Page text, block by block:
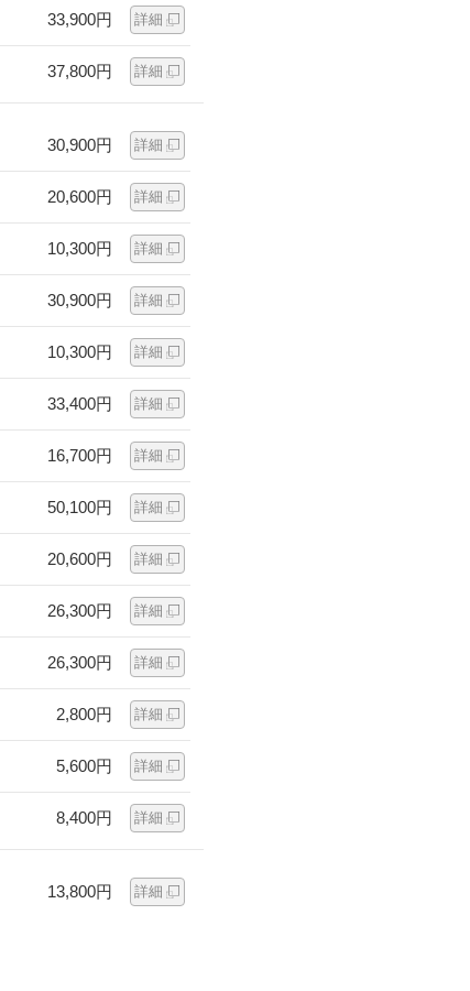
33,900円 詳細
37,800円 詳細
30,900円 詳細
20,600円 詳細
10,300円 詳細
30,900円 詳細
10,300円 詳細
33,400円 詳細
16,700円 詳細
50,100円 詳細
20,600円 詳細
26,300円 詳細
26,300円 詳細
2,800円 詳細
5,600円 詳細
8,400円 詳細
13,800円 詳細